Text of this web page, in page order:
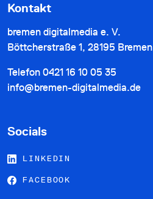
Kontakt
bremen digitalmedia e. V.
Böttcherstraße 1, 28195 Bremen
Telefon 0421 16 10 05 35
info@bremen-digitalmedia.de
Socials
LINKEDIN
FACEBOOK